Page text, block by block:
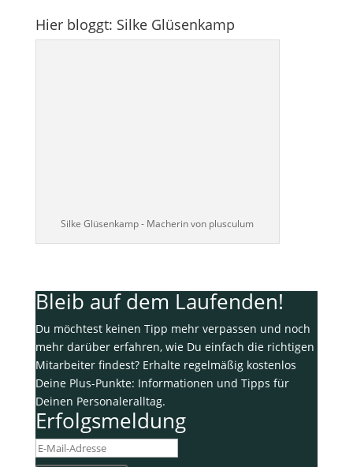
Hier bloggt: Silke Glüsenkamp
Silke Glüsenkamp - Macherin von plusculum
Bleib auf dem Laufenden!
Du möchtest keinen Tipp mehr verpassen und noch
mehr darüber erfahren, wie Du einfach die richtigen
Mitarbeiter findest? Erhalte regelmäßig kostenlos
Deine Plus-Punkte: Informationen und Tipps für
Deinen Personaleralltag.
Erfolgsmeldung